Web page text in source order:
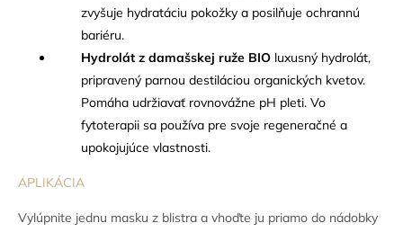
zvyšuje hydratáciu pokožky a posilňuje ochrannú
bariéru.
Hydrolát z damašskej ruže BIO luxusný hydrolát,
pripravený parnou destiláciou organických kvetov.
Pomáha udržiavať rovnovážne pH pleti. Vo
fytoterapii sa používa pre svoje regeneračné a
upokojujúce vlastnosti.
APLIKÁCIA
Vylúpnite jednu masku z blistra a vhoďte ju priamo do nádobky